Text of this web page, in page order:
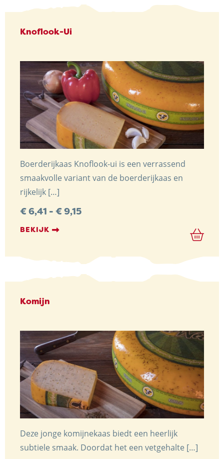
Knoflook-Ui
Boerderijkaas Knoflook-ui is een verrassend
smaakvolle variant van de boerderijkaas en
rijkelijk […]
€6,41 - €9,15Prijsklasse:
BEKIJK
Komijn
Deze jonge komijnekaas biedt een heerlijk
subtiele smaak. Doordat het een vetgehalte […]